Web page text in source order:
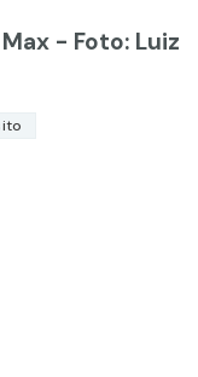
- Foto: Luiz